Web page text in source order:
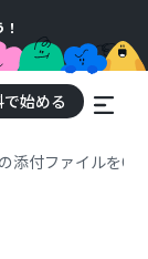
で始める
添付ファイルを